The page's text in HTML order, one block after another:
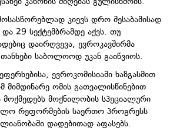
კიევს დრო შესაბამისად
და 29 სექტემბრამდე აქვს. თუ
დაირღვევა, ევროკავშირმა
საბოლოოდ უკან გაიწვიოს.
ევროკომისიაში ხაზგასმით
მიმდინარე ომის გათვალისწინებით
მოქმედებს მოქნილობის სპეციალური
რეფორმების საერთო პროგრესს
დადებითად აფასებს.